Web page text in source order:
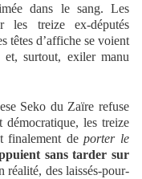
dans le sang. Les
les treize ex-députés
têtes d’affiche se voient
et, surtout, exiler manu
Seko du Zaïre refuse
démocratique, les treize
finalement deporter le
sans tarder sur
réalité, des laissés-pour-